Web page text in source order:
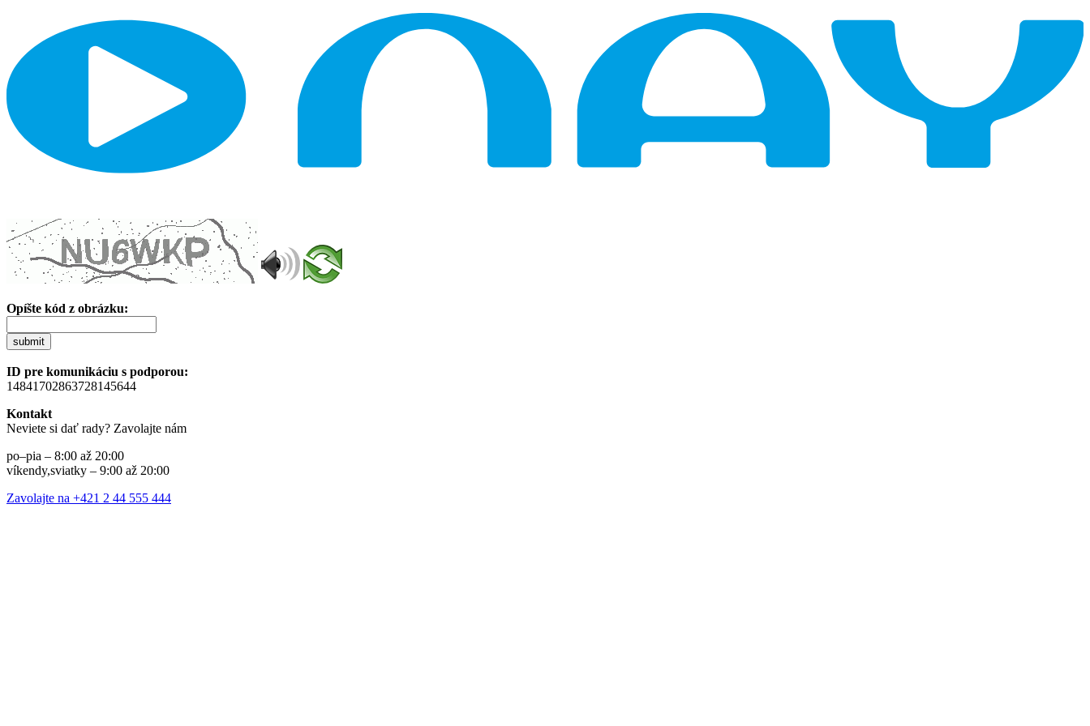
Opíšte kód z obrázku:
submit
ID pre komunikáciu s podporou:
14841702863728145644
Kontakt
Neviete si dať rady? Zavolajte nám
po–pia – 8:00 až 20:00
víkendy,sviatky – 9:00 až 20:00
Zavolajte na +421 2 44 555 444